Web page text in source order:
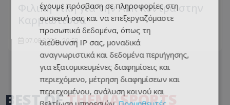
Φιλική νίκη για την ΑΕΚ κόντρα στην
Καρμιώτισσα
07.08.2026 - 20:58
BEST OFTHEMASPORTS
έχουμε πρόσβαση σε πληροφορίες στη
συσκευή σας και να επεξεργαζόμαστε
προσωπικά δεδομένα, όπως τη
διεύθυνση IP σας, μοναδικά
αναγνωριστικά και δεδομένα περιήγησης,
για εξατομικευμένες διαφημίσεις και
περιεχόμενο, μέτρηση διαφημίσεων και
περιεχομένου, ανάλυση κοινού και